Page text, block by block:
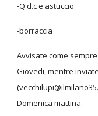
-Q.d.c e astuccio
-borraccia
Avvisate come
Giovedi, mentre
Domenica mattina.